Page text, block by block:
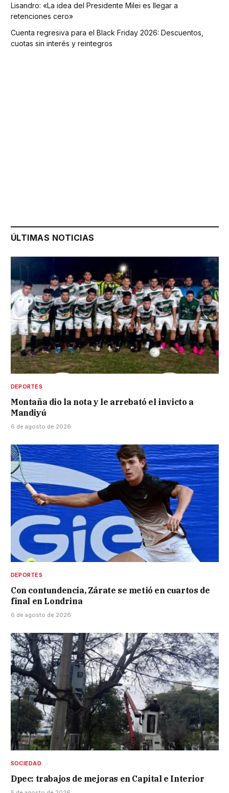
Lisandro: «La idea del Presidente Milei es llegar a
retenciones cero»
Cuenta regresiva para el Black Friday 2026: Descuentos,
cuotas sin interés y reintegros
ÚLTIMAS NOTICIAS
DEPORTES
Montaña dio la nota y le arrebató el invicto a
Mandiyú
6 de agosto de 2026
DEPORTES
Con contundencia, Zárate se metió en cuartos de
final en Londrina
6 de agosto de 2026
SOCIEDAD
Dpec: trabajos de mejoras en Capital e Interior